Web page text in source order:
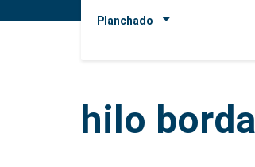
Planchado
hilo